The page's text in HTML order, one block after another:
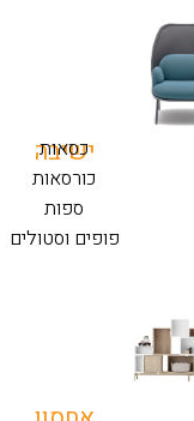
ישיבה
כסאות
כורסאות
ספות
פופים וסטולים